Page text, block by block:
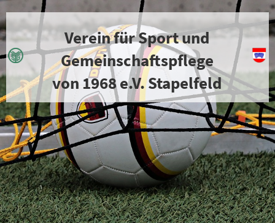
Verein für Sport und
Gemeinschaftspflege
von 1968 e.V. Stapelfeld